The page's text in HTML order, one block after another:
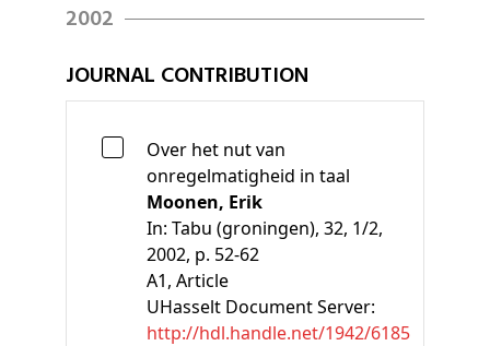
2002
JOURNAL CONTRIBUTION
Over het nut van
onregelmatigheid in taal
Moonen, Erik
In: Tabu (groningen), 32, 1/2,
2002, p. 52-62
A1, Article
UHasselt Document Server:
http://hdl.handle.net/1942/6185